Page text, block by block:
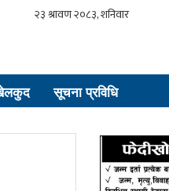
सूचना प्रविधि